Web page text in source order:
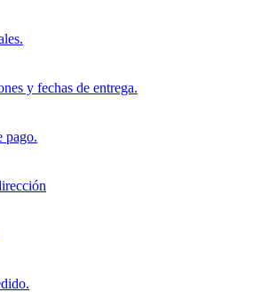
y fechas de entrega.
pago.